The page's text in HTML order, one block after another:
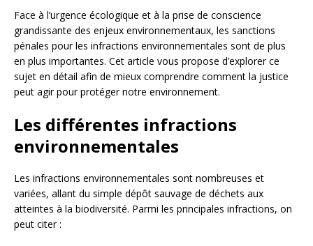
Face à l’urgence écologique et à la prise de conscience
grandissante des enjeux environnementaux, les sanctions
pénales pour les infractions environnementales sont de plus
en plus importantes. Cet article vous propose d’explorer ce
sujet en détail afin de mieux comprendre comment la justice
peut agir pour protéger notre environnement.
Les différentes infractions
environnementales
Les infractions environnementales sont nombreuses et
variées, allant du simple dépôt sauvage de déchets aux
atteintes à la biodiversité. Parmi les principales infractions, on
peut citer :